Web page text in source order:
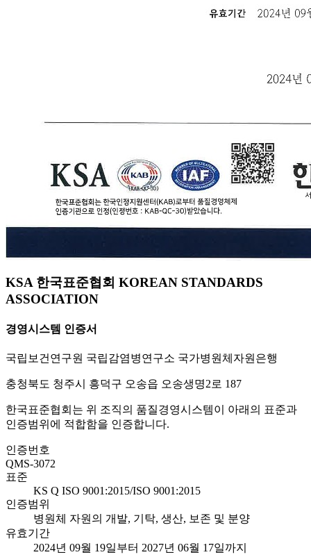
KSA 한국표준협회 KOREAN STANDARDS
ASSOCIATION
경영시스템 인증서
국립보건연구원 국립감염병연구소 국가병원체자원은행
충청북도 청주시 흥덕구 오송읍 오송생명2로 187
한국표준협회는 위 조직의 품질경영시스템이 아래의 표준과
인증범위에 적합함을 인증합니다.
인증번호
QMS-3072
표준
KS Q ISO 9001:2015/ISO 9001:2015
인증범위
병원체 자원의 개발, 기탁, 생산, 보존 및 분양
유효기간
2024년 09월 19일부터 2027년 06월 17일까지